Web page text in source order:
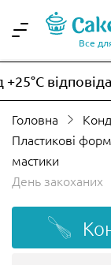
Все
Головна
Пластикові форми для шоколаду, льодяників,
мастики
День закоханих